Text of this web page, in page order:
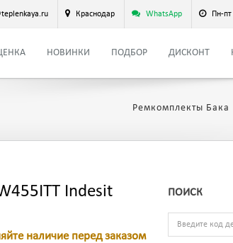
Краснодар WhatsApp Пн-
НОВИНКИ ПОДБОР ДИСКОНТ
Ремкомплекты Бака
Indesit
наличие перед заказом
ПОИСК